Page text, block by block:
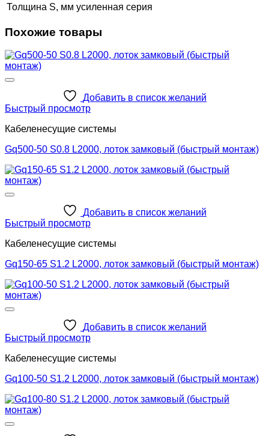
Толщина S, мм усиленная серия
Похожие товары
Добавить в список желаний
Быстрый просмотр
Кабеленесущие системы
Gq500-50 S0.8 L2000, лоток замковый (быстрый монтаж)
Добавить в список желаний
Быстрый просмотр
Кабеленесущие системы
Gq150-65 S1.2 L2000, лоток замковый (быстрый монтаж)
Добавить в список желаний
Быстрый просмотр
Кабеленесущие системы
Gq100-50 S1.2 L2000, лоток замковый (быстрый монтаж)